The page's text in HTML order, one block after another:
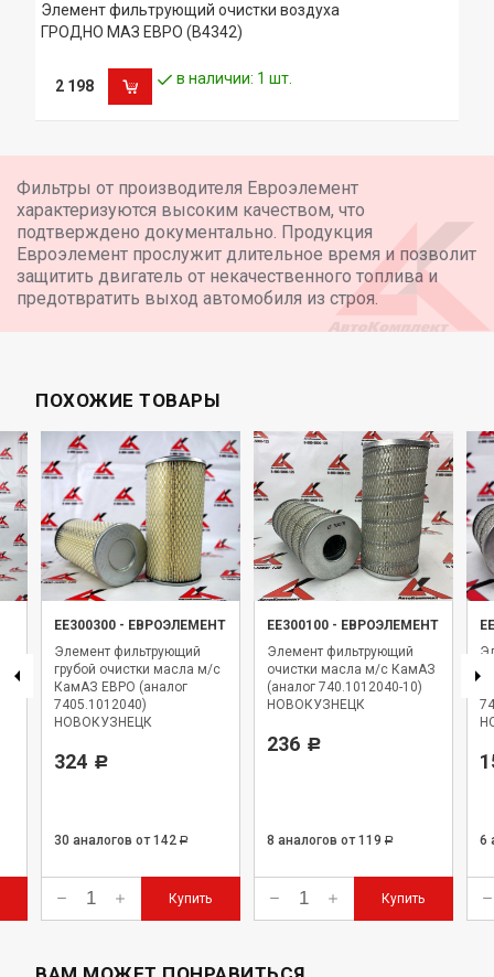
Элемент фильтрующий очистки воздуха
ГРОДНО МАЗ ЕВРО (В4342)
2 198 в наличии: 1 шт.
Фильтры от производителя Евроэлемент
характеризуются высоким качеством, что
подтверждено документально. Продукция
Евроэлемент прослужит длительное время и позволит
защитить двигатель от некачественного топлива и
предотвратить выход автомобиля из строя.
ПОХОЖИЕ ТОВАРЫ
ЕЕ300300 - ЕВРОЭЛЕМЕНТ
Элемент фильтрующий
грубой очистки масла м/с
КамАЗ ЕВРО (аналог
7405.1012040)
НОВОКУЗНЕЦК
324 Р
30 аналогов от 142 Р
Купить
ЕЕ300100 - ЕВРОЭЛЕМЕНТ
Элемент фильтрующий
очистки масла м/с КамАЗ
(аналог 740.1012040-10)
НОВОКУЗНЕЦК
236 Р
8 аналогов от 119 Р
Купить
6